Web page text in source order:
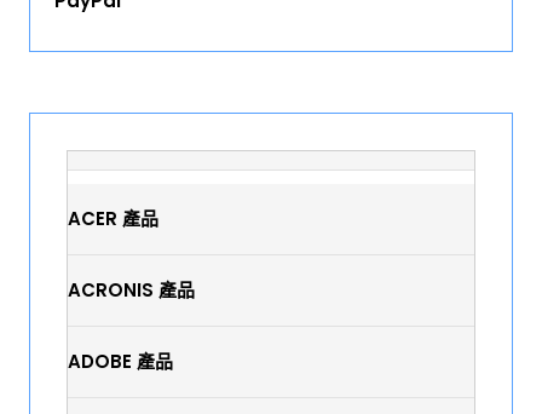
ACER 產品
ACRONIS 產品
ADOBE 產品